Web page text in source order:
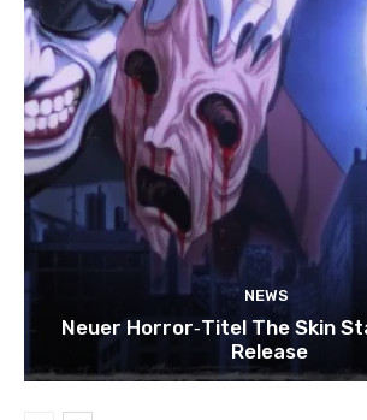
NEWS
Neuer Horror‑Titel The Skin
Release